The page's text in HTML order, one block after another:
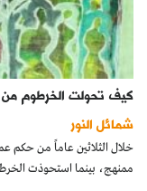
فكرة
دفاتر
بالصورة
كتّابنا
الأرشيف
كيف تحولت الخرطوم
شمائل النور
خلال الثلاثين عاماً من حكم
ممنهج، بينما استحوذت